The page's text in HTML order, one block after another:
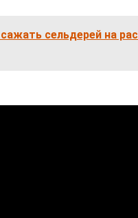
сельдерей на